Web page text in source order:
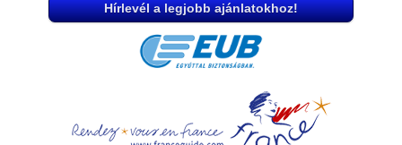
Hírlevél a legjobb ajánlatokhoz!